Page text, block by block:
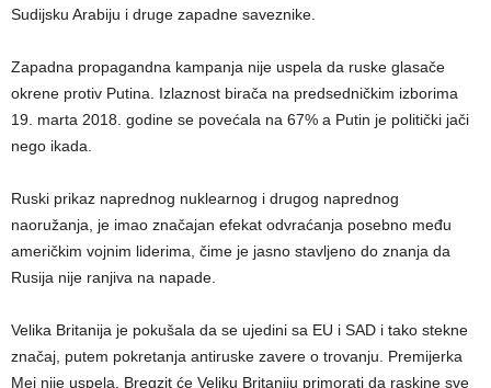
Sudijsku Arabiju i druge zapadne saveznike.
Zapadna propagandna kampanja nije uspela da ruske glasače
okrene protiv Putina. Izlaznost birača na predsedničkim izborima
19. marta 2018. godine se povećala na 67% a Putin je politički jači
nego ikada.
Ruski prikaz naprednog nuklearnog i drugog naprednog
naoružanja, je imao značajan efekat odvraćanja posebno među
američkim vojnim liderima, čime je jasno stavljeno do znanja da
Rusija nije ranjiva na napade.
Velika Britanija je pokušala da se ujedini sa EU i SAD i tako stekne
značaj, putem pokretanja antiruske zavere o trovanju. Premijerka
Mej nije uspela. Bregzit će Veliku Britaniju primorati da raskine sve